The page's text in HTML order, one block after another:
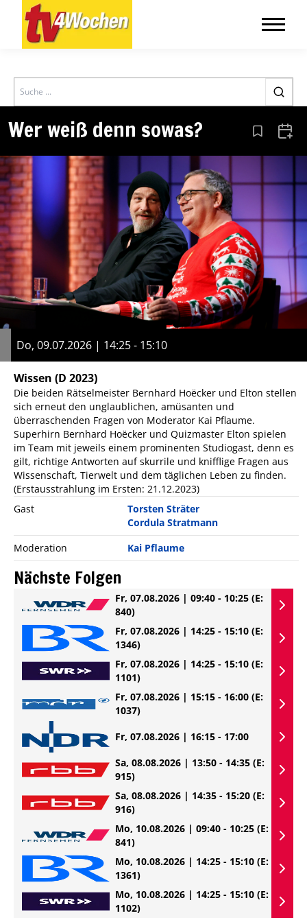
Search
Wer weiß denn sowas? Aus den
Do, 09.07.2026 | 14:25 - 15:10
Wissen (D 2023)
Die beiden Rätselmeister Bernhard Hoëcker und Elton stellen
sich erneut den unglaublichen, amüsanten und
überraschenden Fragen von Moderator Kai Pflaume.
Superhirn Bernhard Hoëcker und Quizmaster Elton spielen
im Team mit jeweils einem prominenten Studiogast, denn es
gilt, richtige Antworten auf skurrile und knifflige Fragen aus
Wissenschaft, Tierwelt und dem täglichen Leben zu finden.
(Erstausstrahlung im Ersten: 21.12.2023)
Gast
Torsten Sträter
Cordula Stratmann
Moderation
Kai Pflaume
Nächste Folgen
Fr, 07.08.2026 | 09:40 - 10:25 (E:
840)
Fr, 07.08.2026 | 14:25 - 15:10 (E:
1346)
Fr, 07.08.2026 | 14:25 - 15:10 (E:
1101)
Fr, 07.08.2026 | 15:15 - 16:00 (E:
1037)
Fr, 07.08.2026 | 16:15 - 17:00
Sa, 08.08.2026 | 13:50 - 14:35 (E:
915)
Sa, 08.08.2026 | 14:35 - 15:20 (E:
916)
Mo, 10.08.2026 | 09:40 - 10:25 (E:
841)
Mo, 10.08.2026 | 14:25 - 15:10 (E:
1361)
Mo, 10.08.2026 | 14:25 - 15:10 (E:
1102)